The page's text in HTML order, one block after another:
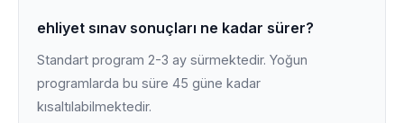
ehliyet sınav sonuçları ne kadar sürer?
Standart program 2-3 ay sürmektedir. Yoğun
programlarda bu süre 45 güne kadar
kısaltılabilmektedir.